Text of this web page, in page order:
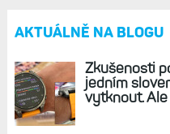
AKTUÁLNĚ NA BLOGU
Zkušenosti
jedním
vytknout.